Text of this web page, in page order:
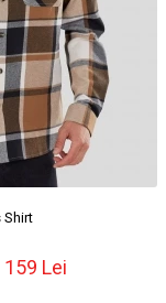
Shirt
159 Lei